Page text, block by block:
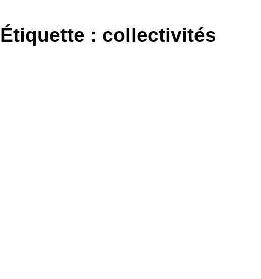
au
contenu
Étiquette : collectivités